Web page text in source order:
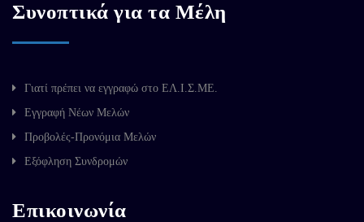
Συνοπτικά για τα Μέλη
Γιατί πρέπει να εγγραφώ στο ΕΛ.Ι.Σ.ΜΕ.
Εγγραφή Νέων Μελών
Προβολές-Προνόμια Μελών
Εξόφληση Συνδρομών
Επικοινωνία